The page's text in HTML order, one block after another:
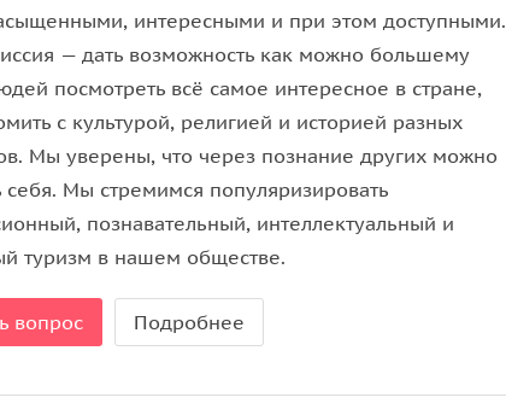
, посетите залы ожидания для пассажиров
телеграф, станционный буфет и даже
посетите рабочий кабинет и служебную квартиру
домик стрелочника.
Кинозал музейного комплекса
«всплывают» старинные фотографии с
были несколько десятилетий назад.
интересными и при этом доступными.
— дать возможность как можно большему
посмотреть всё самое интересное в стране,
с культурой, религией и историей разных
Мы уверены, что через познание других можно
себя. Мы стремимся популяризировать
познавательный, интеллектуальный и
туризм в нашем обществе.
вопрос Подробнее